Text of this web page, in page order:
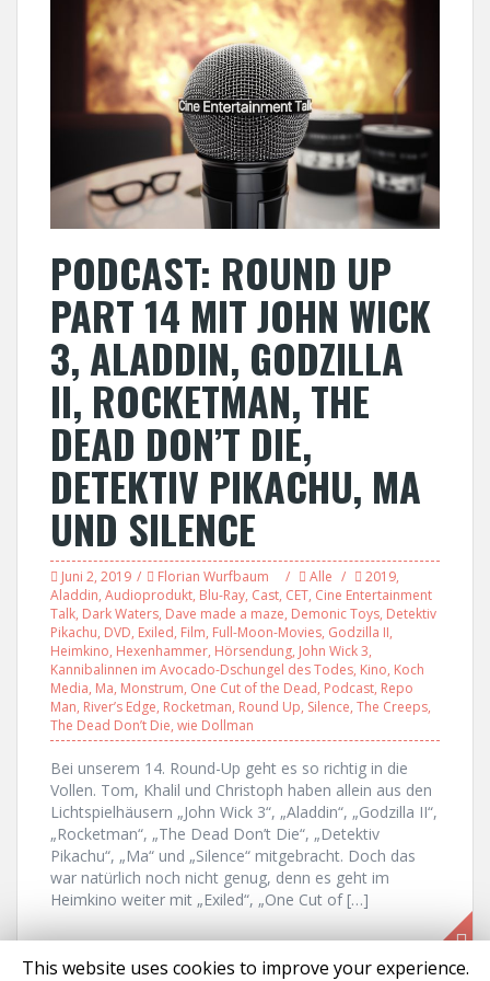
PODCAST: ROUND UP
PART 14 MIT JOHN WICK
3, ALADDIN, GODZILLA
II, ROCKETMAN, THE
DEAD DON’T DIE,
DETEKTIV PIKACHU, MA
UND SILENCE
Juni 2, 2019 Florian Wurfbaum Alle 2019,
Aladdin, Audioprodukt, Blu-Ray, Cast, CET, Cine Entertainment
Talk, Dark Waters, Dave made a maze, Demonic Toys, Detektiv
Pikachu, DVD, Exiled, Film, Full-Moon-Movies, Godzilla II,
Heimkino, Hexenhammer, Hörsendung, John Wick 3,
Kannibalinnen im Avocado-Dschungel des Todes, Kino, Koch
Media, Ma, Monstrum, One Cut of the Dead, Podcast, Repo
Man, River’s Edge, Rocketman, Round Up, Silence, The Creeps,
The Dead Don’t Die, wie Dollman
Bei unserem 14. Round-Up geht es so richtig in die
Vollen. Tom, Khalil und Christoph haben allein aus den
Lichtspielhäusern „John Wick 3“, „Aladdin“, „Godzilla II“,
„Rocketman“, „The Dead Don’t Die“, „Detektiv
Pikachu“, „Ma“ und „Silence“ mitgebracht. Doch das
war natürlich noch nicht genug, denn es geht im
Heimkino weiter mit „Exiled“, „One Cut of […]
This website uses cookies to improve your experience.